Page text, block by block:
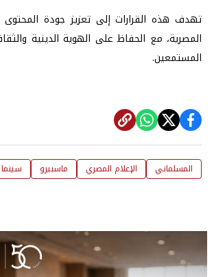
تهدف هذه القرارات إلى تعزيز جودة المحتوى
المصرية، مع الحفاظ على الهوية الدينية
المستمعين.
المسلماني الإعلام المصري ماسبيرو سينما